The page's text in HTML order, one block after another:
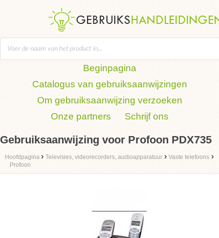
Beginpagina
Catalogus van gebruiksaanwijzingen
Om gebruiksaanwijzing verzoeken
Onze partners
Schrijf ons
Gebruiksaanwijzing voor Profoon PDX735
Hoofdpagina › Televisies, videorecorders, audioapparatuur › Vaste telefoons ›
Profoon